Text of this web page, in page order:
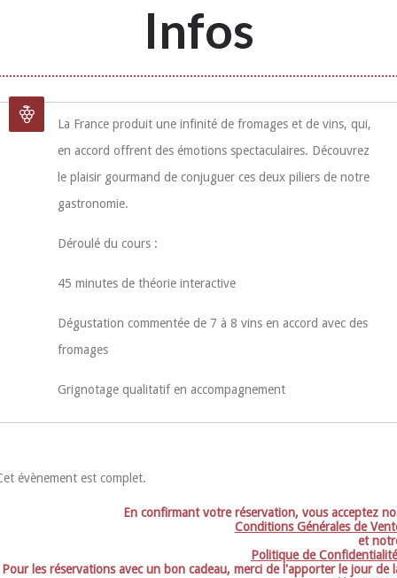
Infos
La France produit une infinité de fromages et de vins, qui,
en accord offrent des émotions spectaculaires. Découvrez
le plaisir gourmand de conjuguer ces deux piliers de notre
gastronomie.
Déroulé du cours :
45 minutes de théorie interactive
Dégustation commentée de 7 à 8 vins en accord avec des
fromages
Grignotage qualitatif en accompagnement
évènement est complet.
En confirmant votre réservation, vous acceptez
Conditions Générales de
et
Politique de Confidentialité
Pour les réservations avec un bon cadeau, merci de l'apporter le jour de